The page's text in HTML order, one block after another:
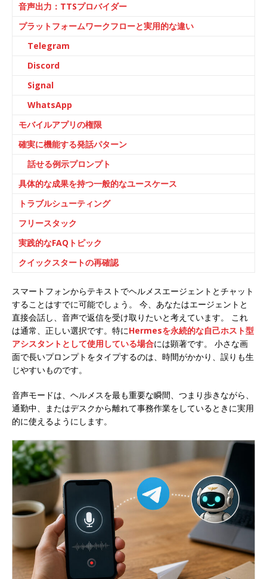
音声出力：TTSプロバイダー
プラットフォームワークフローと実用的な違い
Telegram
Discord
Signal
WhatsApp
モバイルアプリの権限
確実に機能する発話パターン
話せる例示プロンプト
具体的な成果を持つ一般的なユースケース
トラブルシューティング
フリースタック
実践的なFAQトピック
クイックスタートの再確認
スマートフォンからテキストでヘルメスエージェントとチャット
することはすでに可能でしょう。 今、あなたはエージェントと
直接会話し、音声で返信を受け取りたいと考えています。 これ
は通常、正しい選択です。特にHermesを永続的な自己ホスト型
アシスタントとして使用している場合には顕著です。 小さな画
面で長いプロンプトをタイプするのは、時間がかかり、誤りも生
じやすいものです。
音声モードは、ヘルメスを最も重要な瞬間、つまり歩きながら、
通勤中、またはデスクから離れて事務作業をしているときに実用
的に使えるようにします。